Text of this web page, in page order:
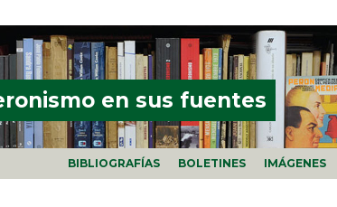
en sus fuentes
BIBLIOGRAFÍAS BOLETINES IMÁGENES